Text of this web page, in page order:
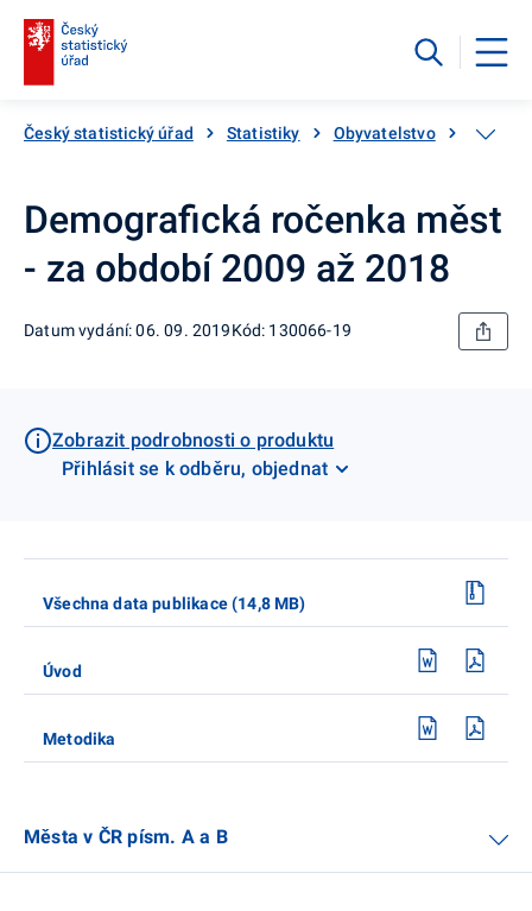
Český statistický úřad Statistiky Obyvatelstvo
Demografická ročenka měst
- za období 2009 až 2018
Datum vydání: 06. 09. 2019Kód: 130066-19
Zobrazit podrobnosti o produktu
Přihlásit se k odběru, objednat
Všechna data publikace (14,8 MB)
Úvod
Metodika
Města v ČR písm. A a B